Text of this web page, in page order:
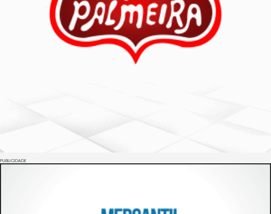
PUBLICIDADE